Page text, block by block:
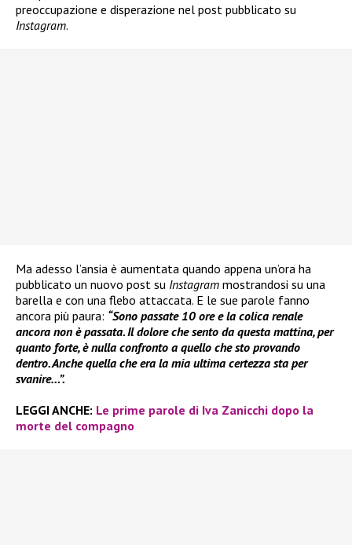
preoccupazione e disperazione nel post pubblicato su
Instagram.
Ma adesso l’ansia è aumentata quando appena un’ora ha
pubblicato un nuovo post su Instagram mostrandosi su una
barella e con una flebo attaccata. E le sue parole fanno
ancora più paura: “Sono passate 10 ore e la colica renale
ancora non è passata. Il dolore che sento da questa mattina, per
quanto forte, è nulla confronto a quello che sto provando
dentro. Anche quella che era la mia ultima certezza sta per
svanire…”.
LEGGI ANCHE: Le prime parole di Iva Zanicchi dopo la
morte del compagno